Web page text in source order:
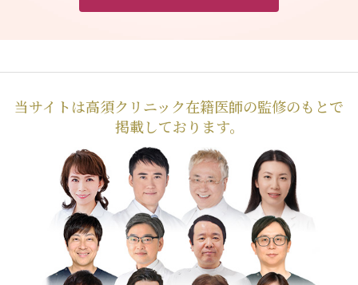
当サイトは高須クリニック在籍医師の監修のもとで
掲載しております。